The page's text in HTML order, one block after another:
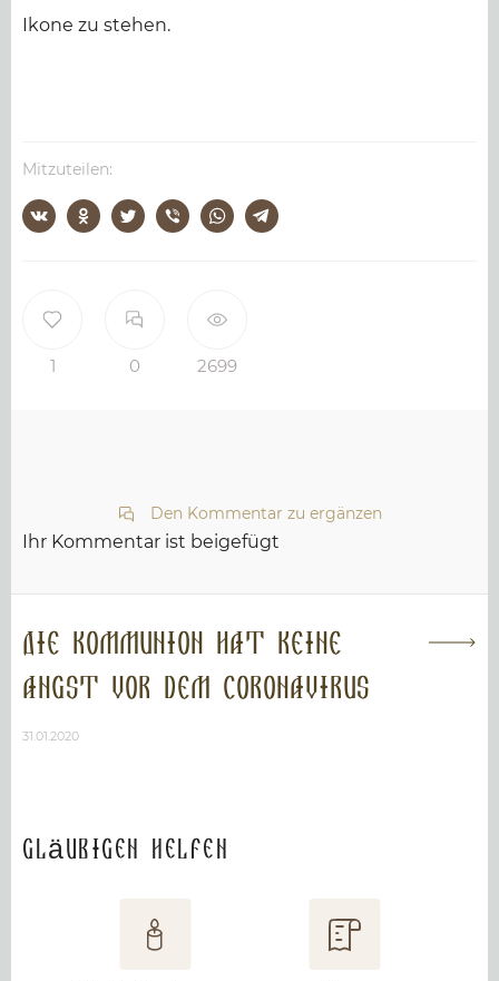
1 0 2699
Ikone zu stehen.
Mitzuteilen:
Den Kommentar zu ergänzen
Ihr Kommentar ist beigefügt
Die Kommunion hat keine
Angst vor dem Coronavirus
31.01.2020
Gläubigen helfen